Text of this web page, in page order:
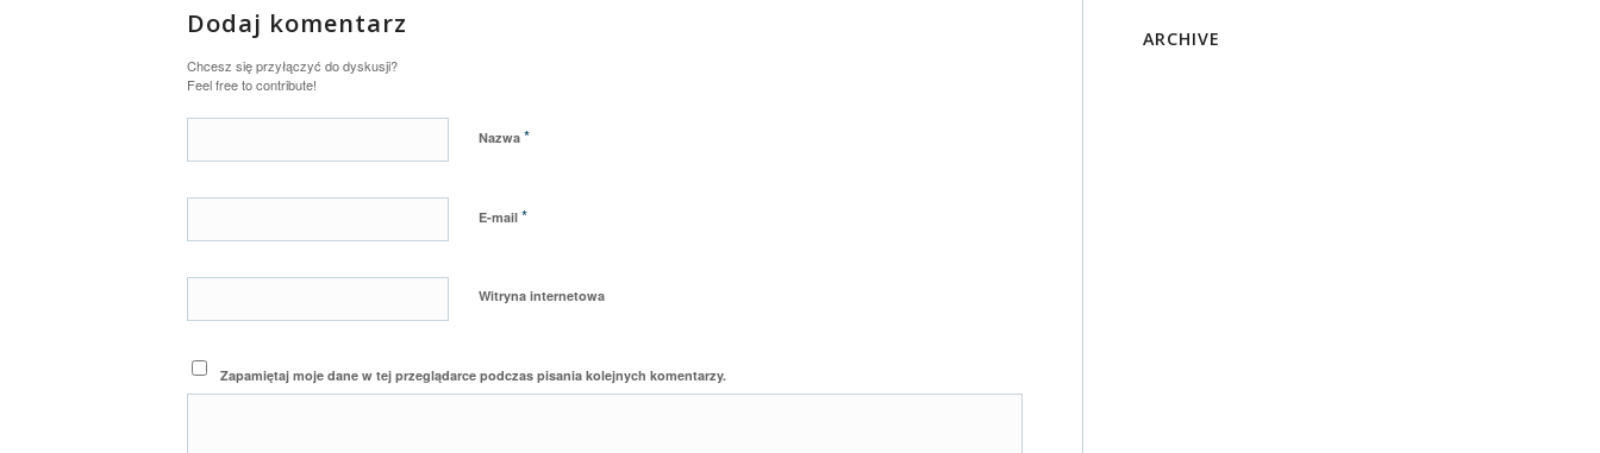
Dodaj komentarz
Chcesz się przyłączyć do dyskusji?
Feel free to contribute!
Nazwa *
E-mail *
Witryna internetowa
Zapamiętaj moje dane w tej przeglądarce podczas pisania kolejnych komentarzy.
ARCHIVE